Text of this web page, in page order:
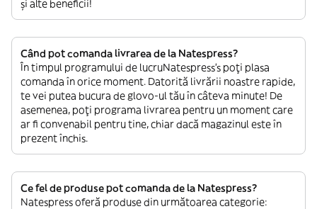
și alte beneficii!
Când pot comanda livrarea de la Natespress?
În timpul programului de lucruNatespress’s poți plasa
comanda în orice moment. Datorită livrării noastre rapide,
te vei putea bucura de glovo-ul tău în câteva minute! De
asemenea, poți programa livrarea pentru un moment care
ar fi convenabil pentru tine, chiar dacă magazinul este în
prezent închis.
Ce fel de produse pot comanda de la Natespress?
Natespress oferă produse din următoarea categorie: